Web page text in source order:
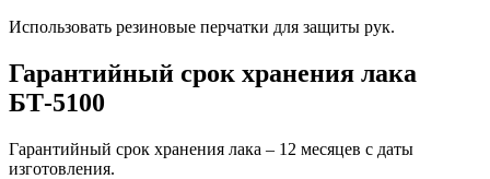
Использовать резиновые перчатки для защиты рук.
Гарантийный срок хранения лака
БТ-5100
Гарантийный срок хранения лака – 12 месяцев с даты
изготовления.